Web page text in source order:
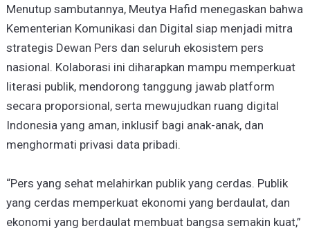
Menutup sambutannya, Meutya Hafid menegaskan bahwa
Kementerian Komunikasi dan Digital siap menjadi mitra
strategis Dewan Pers dan seluruh ekosistem pers
nasional. Kolaborasi ini diharapkan mampu memperkuat
literasi publik, mendorong tanggung jawab platform
secara proporsional, serta mewujudkan ruang digital
Indonesia yang aman, inklusif bagi anak-anak, dan
menghormati privasi data pribadi.
“Pers yang sehat melahirkan publik yang cerdas. Publik
yang cerdas memperkuat ekonomi yang berdaulat, dan
ekonomi yang berdaulat membuat bangsa semakin kuat,”